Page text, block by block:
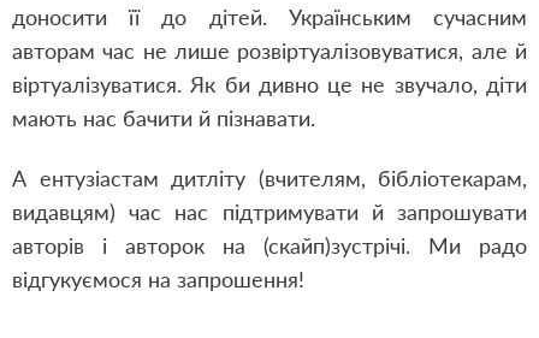
доносити її до дітей. Українським сучасним
авторам час не лише розвіртуалізовуватися, але й
віртуалізуватися. Як би дивно це не звучало, діти
мають нас бачити й пізнавати.
А ентузіастам дитліту (вчителям, бібліотекарам,
видавцям) час нас підтримувати й запрошувати
авторів і авторок на (скайп)зустрічі. Ми радо
відгукуємося на запрошення!